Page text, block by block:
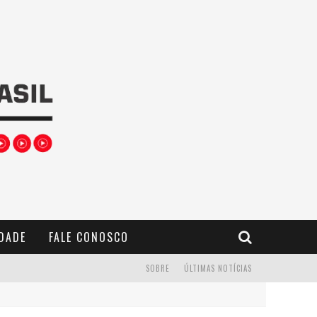
FALE CONOSCO
ÚLTIMAS NOTÍCIAS
SOBRE